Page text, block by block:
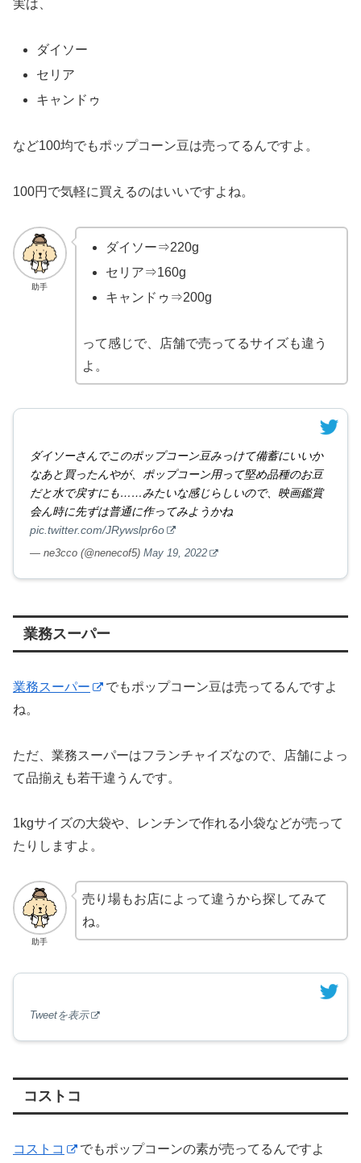
実は、
ダイソー
セリア
キャンドゥ
など100均でもポップコーン豆は売ってるんですよ。
100円で気軽に買えるのはいいですよね。
助手
ダイソー⇒220g
セリア⇒160g
キャンドゥ⇒200g
って感じで、店舗で売ってるサイズも違う
よ。
ダイソーさんでこのポップコーン豆みっけて備蓄にいいか
なあと買ったんやが、ポップコーン用って堅め品種のお豆
だと水で戻すにも……みたいな感じらしいので、映画鑑賞
会ん時に先ずは普通に作ってみようかね
pic.twitter.com/JRywslpr6o
— ne3cco (@nenecof5) May 19, 2022
業務スーパー
業務スーパー
でもポップコーン豆は売ってるんですよ
ね。
ただ、業務スーパーはフランチャイズなので、店舗によっ
て品揃えも若干違うんです。
1kgサイズの大袋や、レンチンで作れる小袋などが売って
たりしますよ。
助手
売り場もお店によって違うから探してみて
ね。
Tweetを表示
コストコ
コストコ
でもポップコーンの素が売ってるんですよ